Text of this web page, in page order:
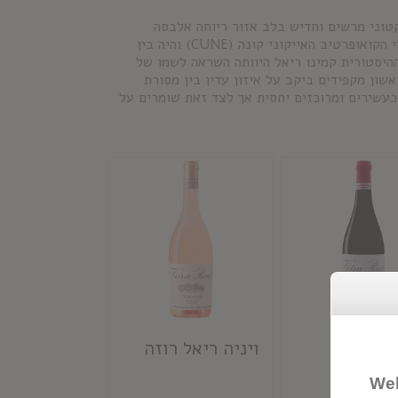
מרשים וחדיש בלב אזור ריוחה אלבסה
האיכותי. יקב ויניה ריאל נוסד בשנות העשרים של המאה הקודמת על ידי הקואופרטיב האייקוני קונה (CUNE) והיה בין
קמינו ריאל היוותה השראה לשמו של
מקפידים ביקב על איזון עדין בין מסורת
ומרוכזים יחסית אך לצד זאת שומרים על
ויניה ריאל רוזה